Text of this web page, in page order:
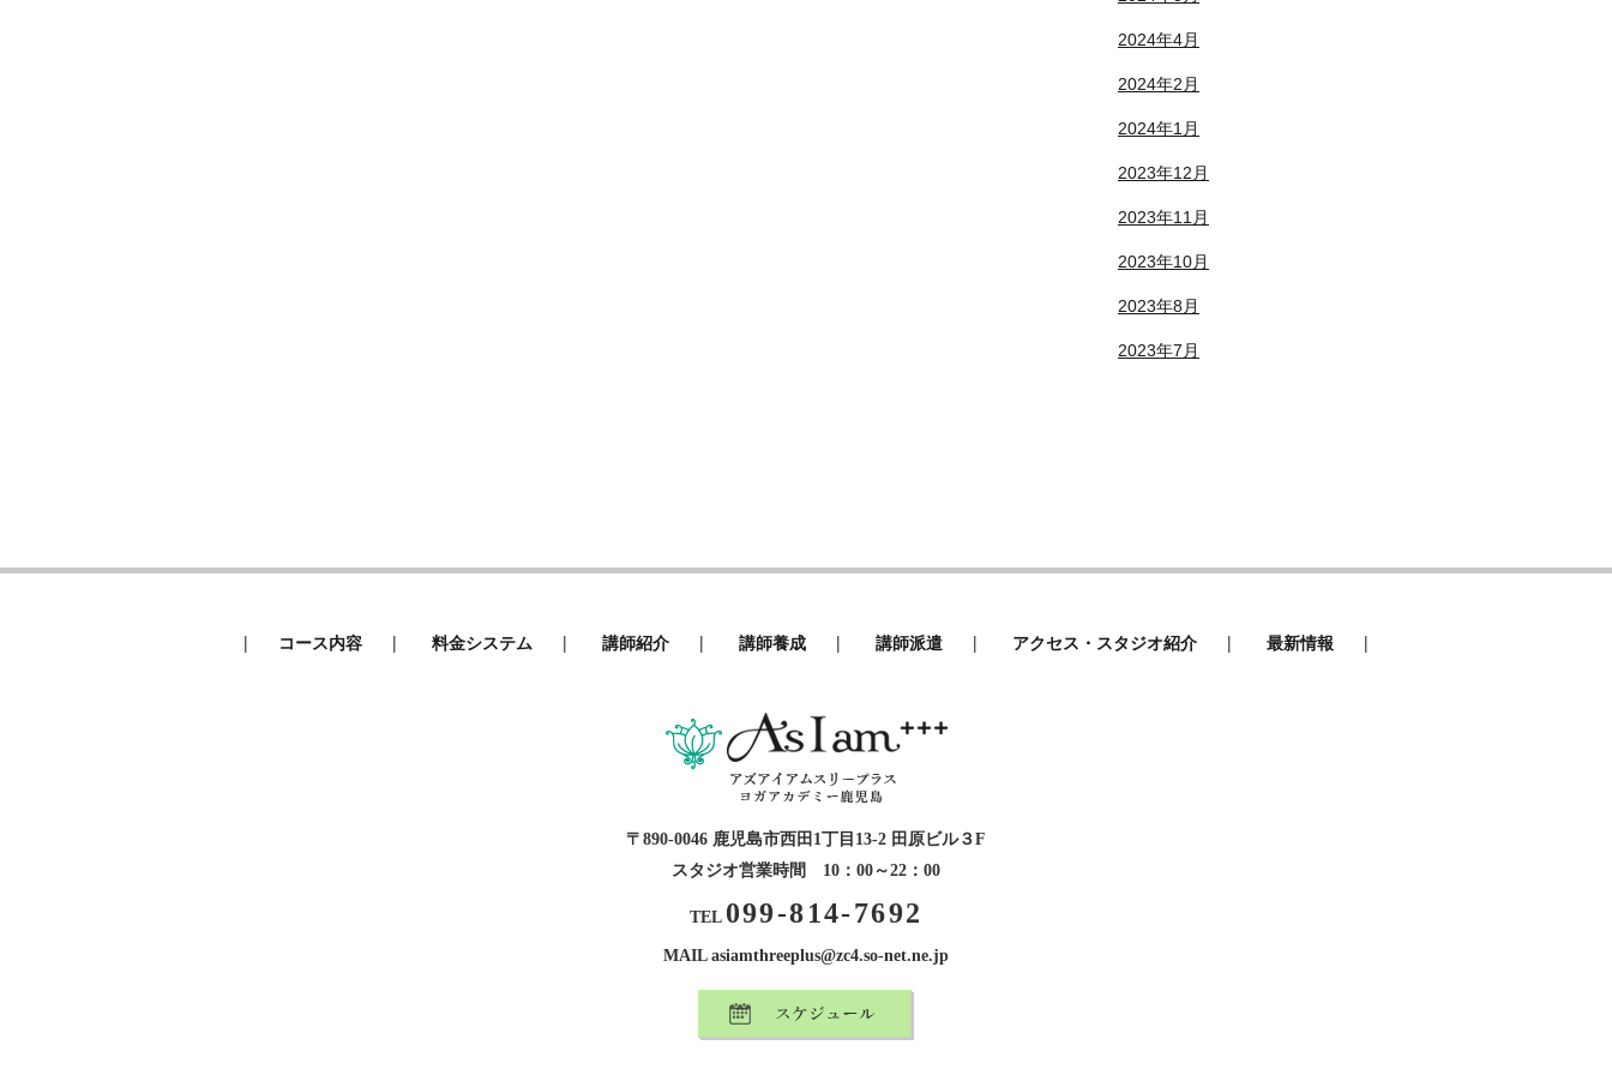
2024年4月
2024年2月
2024年1月
2023年12月
2023年11月
2023年10月
2023年8月
2023年7月
| コース内容 | 料金システム | 講師紹介 | 講師養成 | 講師派遣 | アクセス・スタジオ紹介 | 最新情報 |
〒890-0046 鹿児島市西田1丁目13-2 田原ビル３F
スタジオ営業時間 10：00～22：00
TEL 099-814-7692
MAIL asiamthreeplus@zc4.so-net.ne.jp